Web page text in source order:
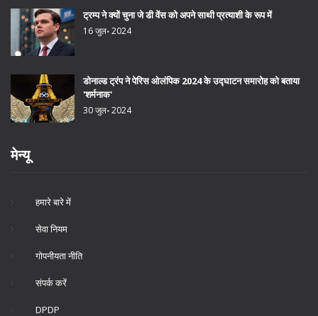
ट्रम्प ने क्यों चुना जे डी वेंस को अपने साथी प्रत्याशी के रूप में
16 जुल॰ 2024
डोनाल्ड ट्रंप ने पेरिस ओलंपिक 2024 के उद्घाटन समारोह को बताया
'शर्मनाक'
30 जुल॰ 2024
मेन्यू
हमारे बारे में
सेवा नियम
गोपनीयता नीति
संपर्क करें
DPDP